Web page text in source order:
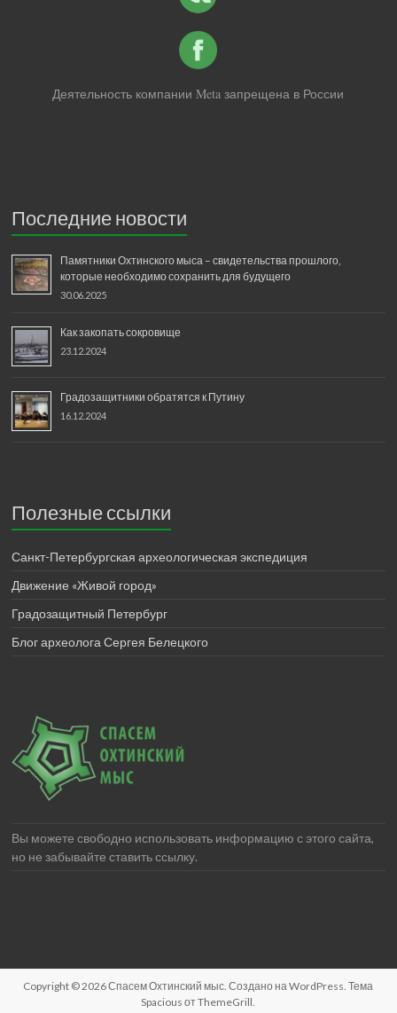
Деятельность компании Meta запрещена в России
Последние новости
Памятники Охтинского мыса – свидетельства прошлого,
которые необходимо сохранить для будущего
30.06.2025
Как закопать сокровище
23.12.2024
Градозащитники обратятся к Путину
16.12.2024
Полезные ссылки
Санкт-Петербургская археологическая экспедиция
Движение «Живой город»
Градозащитный Петербург
Блог археолога Сергея Белецкого
Вы можете свободно использовать информацию с этого сайта,
но не забывайте ставить ссылку.
Copyright © 2026Спасем Охтинский мыс . Создано наWordPress . Тема
Spacious отThemeGrill